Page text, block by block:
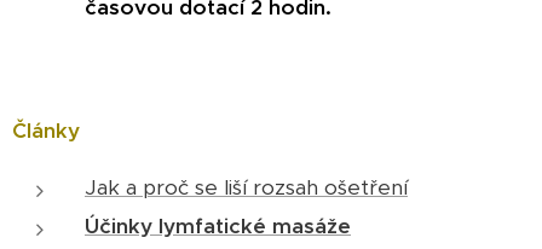
časovou dotací 2 hodin.
Články
Jak a proč se liší rozsah ošetření
Účinky lymfatické masáže